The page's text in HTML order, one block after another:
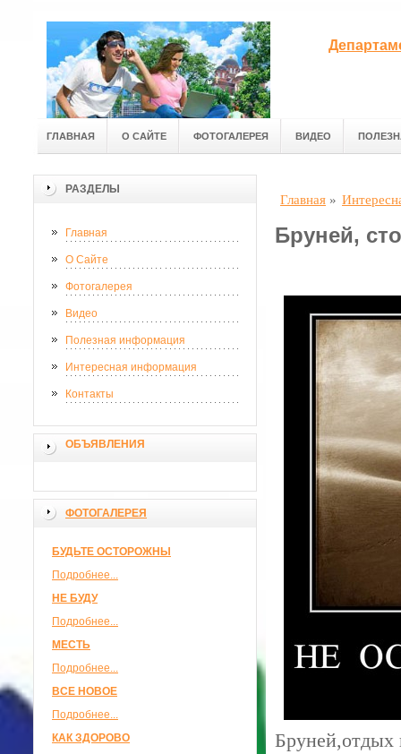
ГЛАВНАЯ О САЙТЕ ФОТОГАЛЕРЕЯ ВИДЕО
РАЗДЕЛЫ
Главная
О Сайте
Фотогалерея
Видео
Полезная информация
Интересная информация
Контакты
ОБЪЯВЛЕНИЯ
ФОТОГАЛЕРЕЯ
БУДЬТЕ ОСТОРОЖНЫ
Подробнее...
НЕ БУДУ
Подробнее...
МЕСТЬ
Подробнее...
ВСЕ НОВОЕ
Подробнее...
КАК ЗДОРОВО
Главная »
Бруней,
Бруней,отдых